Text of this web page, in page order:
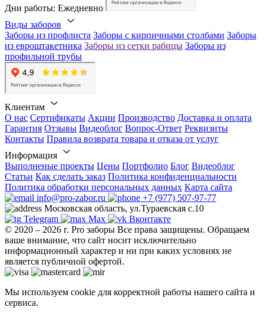
Дни работы: Ежедневно
Виды заборов
Заборы из профлиста Заборы с кирпичными столбами Заборы
из евроштакетника Заборы из сетки рабицы Заборы из
профильной трубы
Клиентам
О нас Сертификаты Акции Производство Доставка и оплата
Гарантия Отзывы Видеоблог Вопрос-Ответ Реквизиты
Контакты Правила возврата товара и отказа от услуг
Информация
Выполненые проекты Цены Портфолио Блог Видеоблог
Статьи Как сделать заказ Политика конфиденциальности
Политика обработки персональных данных Карта сайта
info@pro-zabor.ru
+7 (977) 507-97-77
Московская область, ул.Тураевская с.10
Telegram
Max
Вконтакте
© 2020 – 2026 г. Pro заборы Все права защищены. Обращаем
ваше внимание, что сайт носит исключительно
информационный характер и ни при каких условиях не
является публичной офертой.
Мы используем cookie для корректной работы нашего сайта и
сервиса.